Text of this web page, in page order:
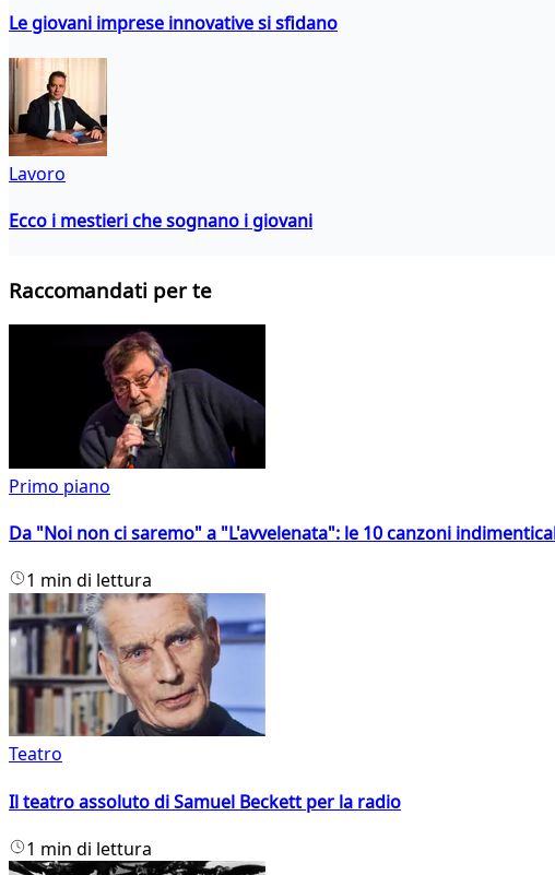
Le giovani imprese innovative si sfidano
Lavoro
Ecco i mestieri che sognano i giovani
Raccomandati per te
Primo piano
Da "Noi non ci saremo" a "L'avvelenata": le 10 canzoni
1 min di lettura
Teatro
Il teatro assoluto di Samuel Beckett per la radio
1 min di lettura